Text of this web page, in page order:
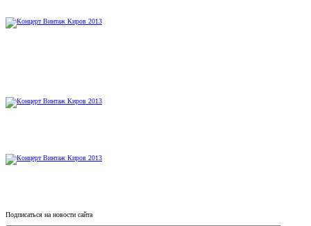
Подписаться на новости сайта